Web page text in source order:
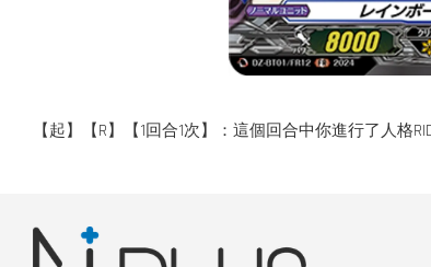
【起】【R】【1回合1次】：這個回合中你進行了人格